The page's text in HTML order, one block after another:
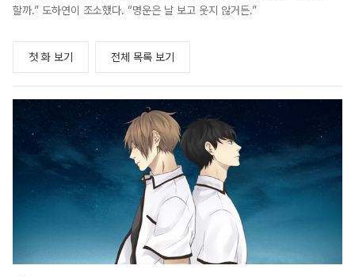
할까.” 도하연이 조소했다. “명운은 날 보고 웃지 않거든.”
첫 화 보기 전체 목록 보기